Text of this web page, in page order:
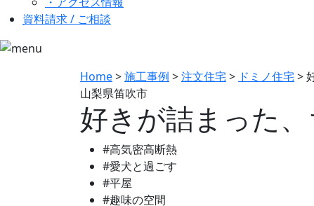
資料請求 / ご相談
Home>施工事例 >注文住宅 > ドミノ住宅 >
山梨県笛吹市
好きが詰まった、
#高気密高断熱
#愛犬と過ごす
#平屋
#趣味の空間